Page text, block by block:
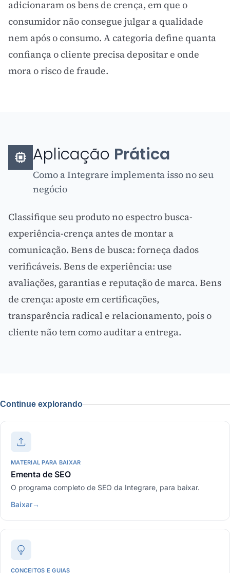
adicionaram os bens de crença, em que o
consumidor não consegue julgar a qualidade
nem após o consumo. A categoria define quanta
confiança o cliente precisa depositar e onde
mora o risco de fraude.
Aplicação Prática
Como a Integrare implementa isso no seu
negócio
Classifique seu produto no espectro busca-
experiência-crença antes de montar a
comunicação. Bens de busca: forneça dados
verificáveis. Bens de experiência: use
avaliações, garantias e reputação de marca. Bens
de crença: aposte em certificações,
transparência radical e relacionamento, pois o
cliente não tem como auditar a entrega.
Continue explorando
MATERIAL PARA BAIXAR
Ementa de SEO
O programa completo de SEO da Integrare, para baixar.
Baixar→
CONCEITOS E GUIAS